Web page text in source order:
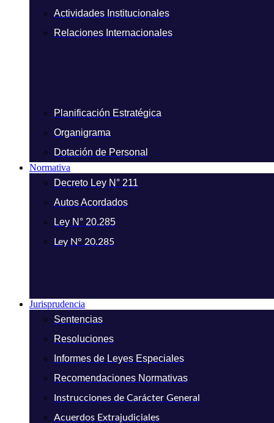
Actividades Institucionales
Relaciones Internacionales
Planificación Estratégica
Organigrama
Dotación de Personal
Normativa
Decreto Ley N° 211
Autos Acordados
Ley N° 20.285
Ley N° 20.285
Jurisprudencia
Sentencias
Resoluciones
Informes de Leyes Especiales
Recomendaciones Normativas
Instrucciones de Carácter General
Acuerdos Extrajudiciales